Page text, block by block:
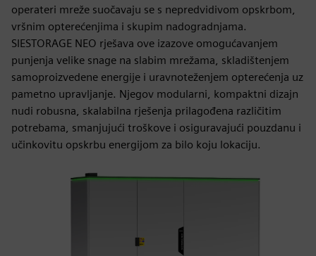
operateri mreže suočavaju se s nepredvidivom opskrbom,
vršnim opterećenjima i skupim nadogradnjama.
SIESTORAGE NEO rješava ove izazove omogućavanjem
punjenja velike snage na slabim mrežama, skladištenjem
samoproizvedene energije i uravnoteženjem opterećenja uz
pametno upravljanje. Njegov modularni, kompaktni dizajn
nudi robusna, skalabilna rješenja prilagođena različitim
potrebama, smanjujući troškove i osiguravajući pouzdanu i
učinkovitu opskrbu energijom za bilo koju lokaciju.